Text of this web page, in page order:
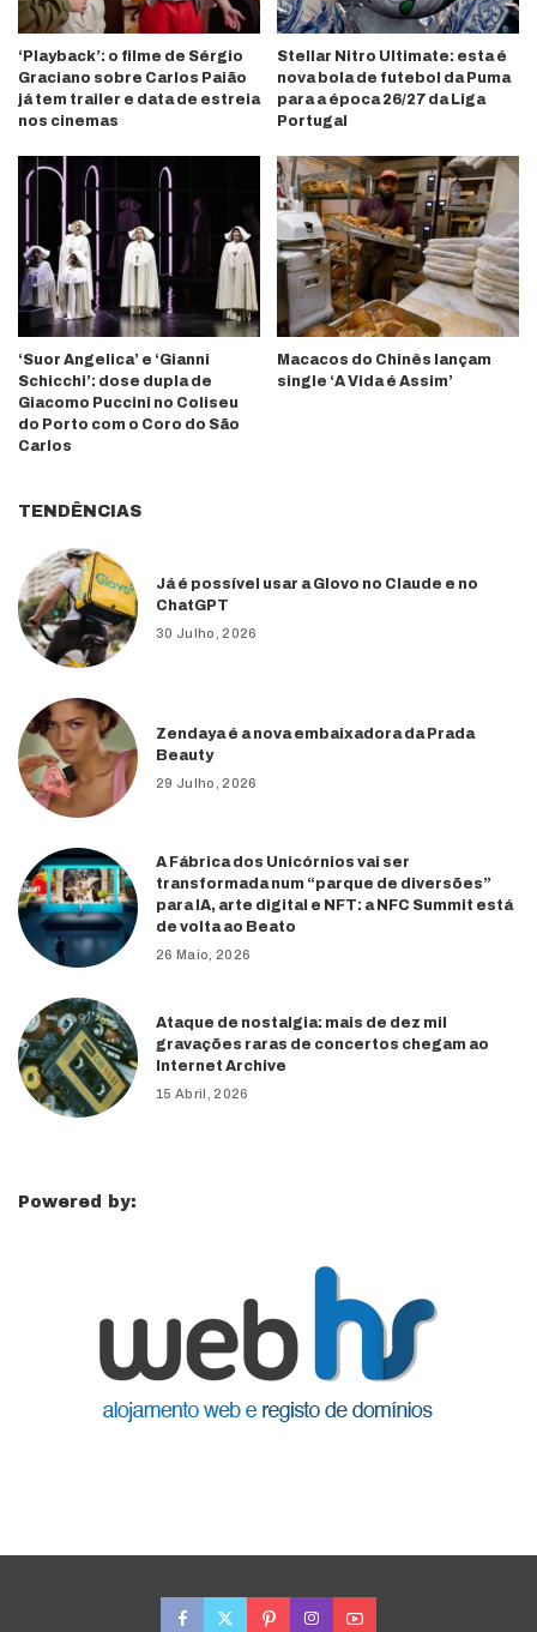
‘Playback’: o filme de Sérgio
Graciano sobre Carlos Paião
já tem trailer e data de estreia
nos cinemas
Stellar Nitro Ultimate: esta é
nova bola de futebol da Puma
para a época 26/27 da Liga
Portugal
‘Suor Angelica’ e ‘Gianni
Schicchi’: dose dupla de
Giacomo Puccini no Coliseu
do Porto com o Coro do São
Carlos
Macacos do Chinês lançam
single ‘A Vida é Assim’
TENDÊNCIAS
Já é possível usar a Glovo no Claude e no
ChatGPT
30 Julho, 2026
Zendaya é a nova embaixadora da Prada
Beauty
29 Julho, 2026
A Fábrica dos Unicórnios vai ser
transformada num “parque de diversões”
para IA, arte digital e NFT: a NFC Summit está
de volta ao Beato
26 Maio, 2026
Ataque de nostalgia: mais de dez mil
gravações raras de concertos chegam ao
Internet Archive
15 Abril, 2026
Powered by: